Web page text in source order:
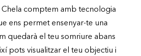
Chela comptem amb tecnologia
ens permet ensenyar-te una
quedarà el teu somriure abans
pots visualitzar el teu objectiu i